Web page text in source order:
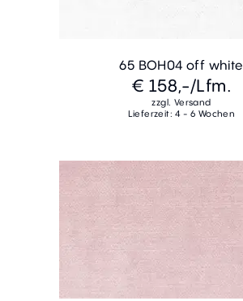
65 BOH04 off white
€ 158,-/Lfm.
zzgl. Versand
Lieferzeit: 4 - 6 Wochen